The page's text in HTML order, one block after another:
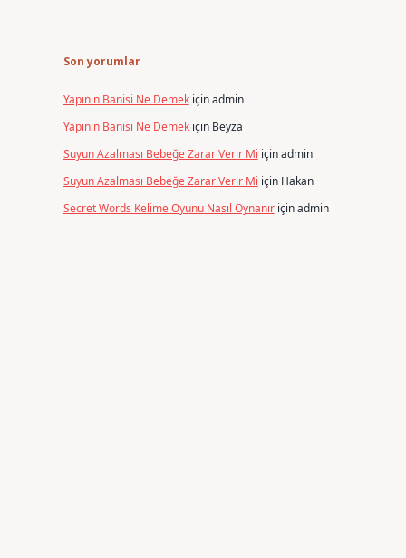
Son yorumlar
Yapının Banisi Ne Demekiçinadmin
Yapının Banisi Ne Demekiçin Beyza
Suyun Azalması Bebeğe Zarar Verir Mi içinadmin
Suyun Azalması Bebeğe Zarar Verir Mi için Hakan
Secret Words Kelime Oyunu Nasıl Oynanıriçinadmin